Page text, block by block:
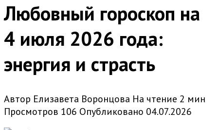
Любовный гороскоп на
4 июля 2026 года:
энергия и страсть
Автор Елизавета Воронцова На чтение 2 мин
Просмотров 106 Опубликовано 04.07.2026